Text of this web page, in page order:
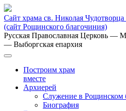
Сайт храма св. Николая
(сайт Рощинского благочиния)
Русская Православная Церковь —
— Выборгская епархия
Построим храм
вместе
Архиерей
Служение в Рощинском
Биография